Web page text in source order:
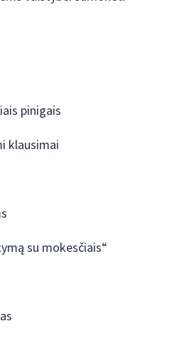
pinigais
klausimai
su mokesčiais“